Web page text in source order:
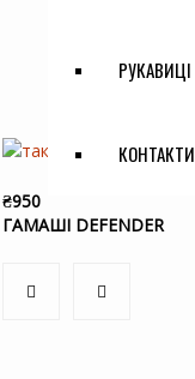
РУКАВИЦІ
КОНТАКТИ
₴950
ГАМАШІ DEFENDER